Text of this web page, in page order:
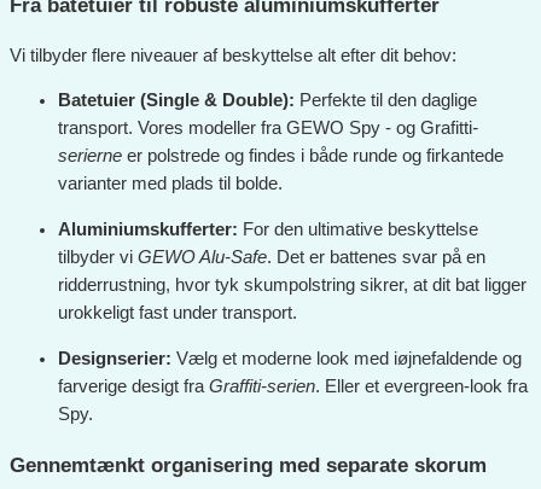
Fra batetuier til robuste aluminiumskufferter
Vi tilbyder flere niveauer af beskyttelse alt efter dit behov:
Batetuier (Single & Double): Perfekte til den daglige
transport. Vores modeller fra GEWO Spy - og Grafitti-
serierne er polstrede og findes i både runde og firkantede
varianter med plads til bolde.
Aluminiumskufferter: For den ultimative beskyttelse
tilbyder vi GEWO Alu-Safe. Det er battenes svar på en
ridderrustning, hvor tyk skumpolstring sikrer, at dit bat ligger
urokkeligt fast under transport.
Designserier: Vælg et moderne look med iøjnefaldende og
farverige desigt fra Graffiti-serien. Eller et evergreen-look fra
Spy.
Gennemtænkt organisering med separate skorum